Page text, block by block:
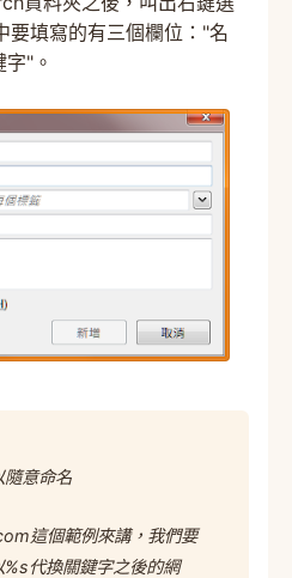
填寫的有三個欄位："名
"。
隨意命名
這個範例來講，我們要
%s代換關鍵字之後的網